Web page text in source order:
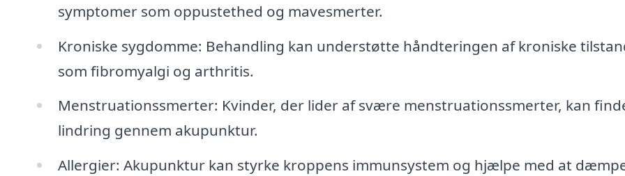
symptomer som oppustethed og mavesmerter.
Kroniske sygdomme: Behandling kan understøtte håndteringen af kroniske
som fibromyalgi og arthritis.
Menstruationssmerter: Kvinder, der lider af svære menstruationssmerter, kan
lindring gennem akupunktur.
Allergier: Akupunktur kan styrke kroppens immunsystem og hjælpe med at